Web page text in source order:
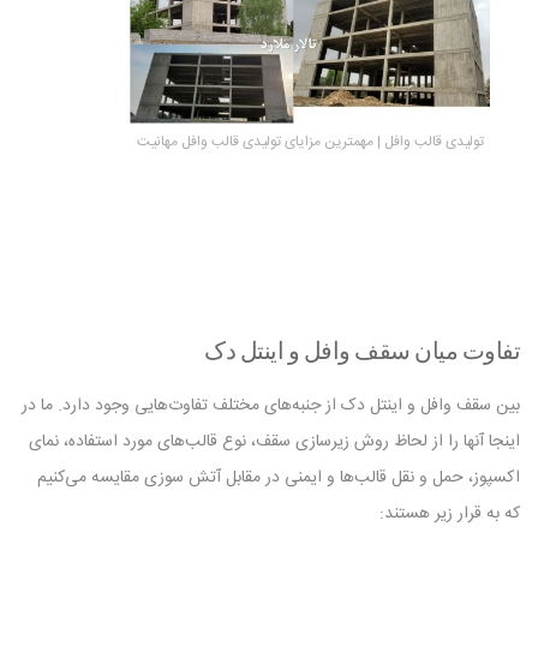
تولیدی قالب وافل | مهمترین مزایای تولیدی قالب وافل مهانیت
تفاوت میان سقف وافل و اینتل دک
بین سقف وافل و اینتل دک از جنبه‌های مختلف تفاوت‌هایی وجود دارد. ما در
اینجا آنها را از لحاظ روش زیرسازی سقف، نوع قالب‌های مورد استفاده، نمای
اکسپوز، حمل و نقل قالب‌ها و ایمنی در مقابل آتش سوزی مقایسه می‌کنیم
که به قرار زیر هستند: